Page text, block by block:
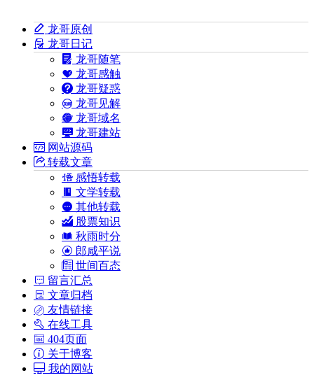
龙哥原创
龙哥日记
龙哥随笔
龙哥感触
龙哥疑惑
龙哥见解
龙哥域名
龙哥建站
网站源码
转载文章
感悟转载
文学转载
其他转载
股票知识
秋雨时分
郎咸平说
世间百态
留言汇总
文章归档
友情链接
在线工具
404页面
关于博客
我的网站